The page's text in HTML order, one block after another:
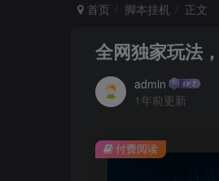
首页 脚本挂机 正文
全网独家玩法
admin
1年前更新
付费阅读